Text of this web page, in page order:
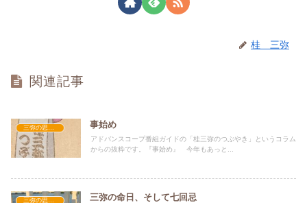
桂 三弥
関連記事
三弥の思い出 事始め
アドバンスコープ番組ガイドの「桂三弥のつぶやき」というコラム
からの抜粋です。『事始め』 今年もあっと...
三弥の命日、そして七回忌